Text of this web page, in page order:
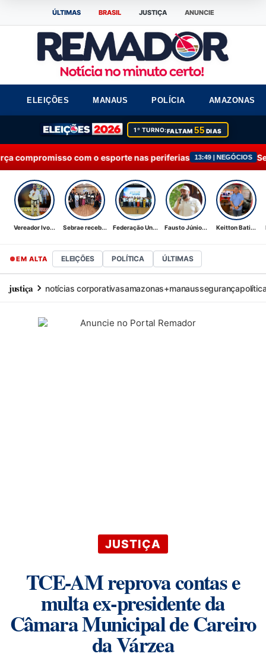
ÚLTIMAS BRASIL JUSTIÇA ANUNCIE
ELEIÇÕES MANAUS POLÍCIA AMAZONAS
1º TURNO:FALTAM55 DIAS
o esporte nas periferias 13:49 | NEGÓCIOS Sebrae recebe
Vereador Ivo... Sebrae receb... Federação Un... Fausto Júnio... Keitton Bati...
EM ALTA ELEIÇÕES POLÍTICA ÚLTIMAS
justiça notícias corporativasamazonas+manaussegurança
JUSTIÇA
TCE-AM reprova contas e
multa ex-presidente da
Câmara Municipal de Careiro
da Várzea